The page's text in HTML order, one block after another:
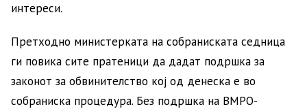
интереси.
Претходно министерката на собраниската седница
ги повика сите пратеници да дадат подршка за
законот за обвинителство кој од денеска е во
собраниска процедура. Без подршка на ВМРО-